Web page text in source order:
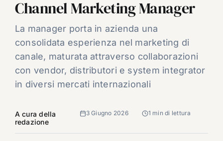
CHI SIAMO
Channel Marketing Manager
La manager porta in azienda una
consolidata esperienza nel marketing di
canale, maturata attraverso collaborazioni
con vendor, distributori e system integrator
in diversi mercati internazionali
A cura della
redazione
3 Giugno 2026 1 min di lettura